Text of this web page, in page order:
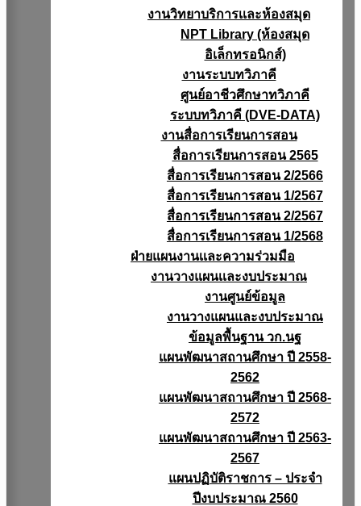
งานวิทยาบริการเเละห้องสมุด
NPT Library (ห้องสมุด
อิเล็กทรอนิกส์)
งานระบบทวิภาคี
ศูนย์อาชีวศึกษาทวิภาคี
ระบบทวิภาคี (DVE-DATA)
งานสื่อการเรียนการสอน
สื่อการเรียนการสอน 2565
สื่อการเรียนการสอน 2/2566
สื่อการเรียนการสอน 1/2567
สื่อการเรียนการสอน 2/2567
สื่อการเรียนการสอน 1/2568
ฝ่ายแผนงานเเละความร่วมมือ
งานวางแผนเเละงบประมาณ
งานศูนย์ข้อมูล
งานวางแผนและงบประมาณ
ข้อมูลพื้นฐาน วก.นฐ
แผนพัฒนาสถานศึกษา ปี 2558-
2562
แผนพัฒนาสถานศึกษา ปี 2568-
2572
แผนพัฒนาสถานศึกษา ปี 2563-
2567
แผนปฏิบัติราชการ – ประจำ
ปีงบประมาณ 2560